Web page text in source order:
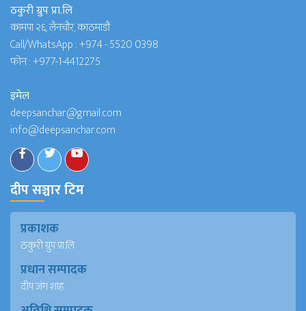
ठकुरी ग्रुप प्रा.लि
कामपा २६, लैनचौर, काठमाडौं
Call/WhatsApp :+974 - 5520 0398
फोन :+977-1-4412275
इमेल
deepsanchar@gmail.com
info@deepsanchar.com
दीप सञ्चार टिम
प्रकाशक
ठकुरी ग्रुप प्रा.लि
प्रधान सम्पादक
दीप जंग शाह